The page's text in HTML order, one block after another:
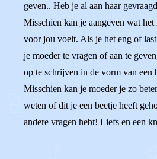
geven.. Heb je al aan haar
Misschien kan je aangeven wat
voor jou voelt. Als je het eng of
je moeder te vragen of aan te
op te schrijven in de vorm van een
Misschien kan je moeder je zo
weten of dit je een beetje heeft
andere vragen hebt! Liefs en een